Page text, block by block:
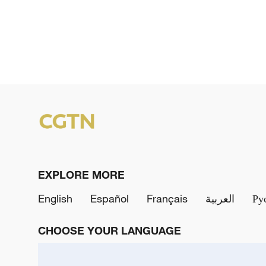
EXPLORE MORE
English
Español Français العربية
CHOOSE YOUR LANGUAGE